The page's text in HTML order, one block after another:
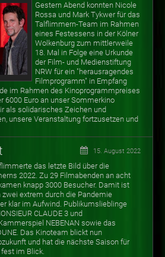
Gestern Abend konnten Nicole
Rossa und Mark Tykwer für das
Talflimmern-Team im Rahmen
eines Festessens in der Kölner
Wolkenburg zum mittlerweile
18. Mal in Folge eine Urkunde
der Film- und Medienstiftung
NRW für ein "herausragendes
Filmprogramm" in Empfang
im Rahmen des Kinoprogrammpreises
6000 Euro an unser Sommerkino
als solidarisches Zeichen und
unsere Veranstaltung fortzusetzen und
15. August 2022
das letzte Bild über die
2022. Zu 29 Filmabenden an acht
knapp 3000 Besucher. Damit ist
extrem durch die Pandemie
klar im Aufwind. Publikumslieblinge
CLAUDE 3 und
NEBENAN sowie das
Das Kinoteam blickt nun
und hat die nächste Saison für
im Blick.